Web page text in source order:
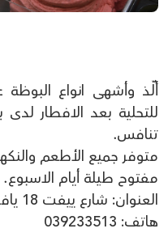
ألّذ وأشهى انواع البوظة
تنافس.
متوفر جميع الأطعم
مفتوح طيلة أيام الاسبوع.
العنوان: شارع ييفت 18 يافا
هاتف: 039233513